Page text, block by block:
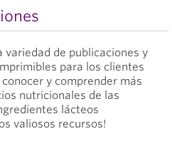
variedad de publicaciones y
para los clientes
y comprender más
nutricionales de las
lácteos
valiosos recursos!